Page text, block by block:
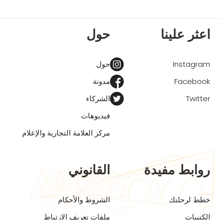
اعثر علينا
Instagram
Facebook
Twitter
حول
حول
مدونة
الشركاء
فيديوهات
مركز العلامة التجارية والإعلام
روابط مفيدة
خطط لرحلتك
الكتيبات
القانوني
الشروط والأحكام
ملفات تعريف الارتباط